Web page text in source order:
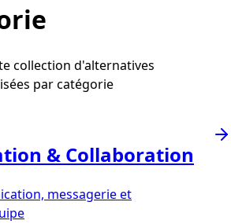
collection d'alternatives
par catégorie
& Collaboration
messagerie et